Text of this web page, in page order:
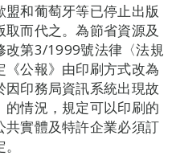
和葡萄牙等已停止出版
而代之。為節省資源及
改第3/1999號法律〈法規
公報》由印刷方式改為
印務局資訊系統出現故
情況，規定可以印刷的
實體及特許企業必須訂